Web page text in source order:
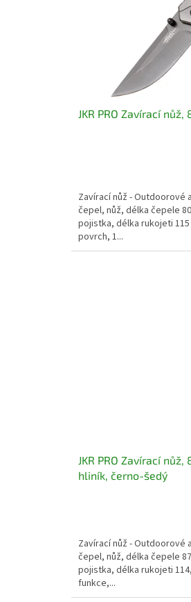
JKR PRO Zavírací
Zavírací nůž - Outdoorové
čepel, nůž, délka čepele 80
pojistka, délka rukojeti
povrch, 1...
JKR PRO Zavírací
hliník, černo-šedý
Zavírací nůž - Outdoorové
čepel, nůž, délka čepele
pojistka, délka rukojeti
funkce,...